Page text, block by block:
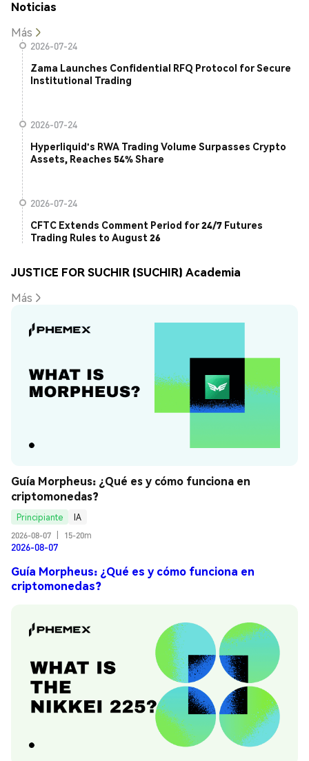
Noticias
Más
2026-07-24
Zama Launches Confidential RFQ Protocol for Secure
Institutional Trading
2026-07-24
Hyperliquid's RWA Trading Volume Surpasses Crypto
Assets, Reaches 54% Share
2026-07-24
CFTC Extends Comment Period for 24/7 Futures
Trading Rules to August 26
JUSTICE FOR SUCHIR (SUCHIR) Academia
Más
Guía Morpheus: ¿Qué es y cómo funciona en
criptomonedas?
Principiante
IA
2026-08-07
15-20m
2026-08-07
Guía Morpheus: ¿Qué es y cómo funciona en
criptomonedas?